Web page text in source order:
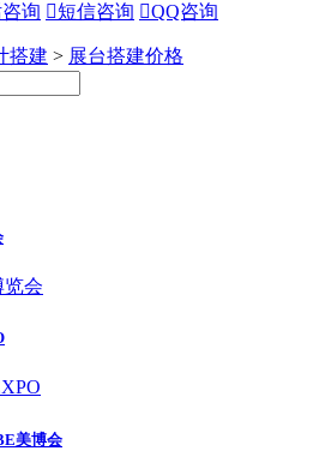
询 短信咨询 QQ咨询
搭建 > 展台搭建价格
美博会